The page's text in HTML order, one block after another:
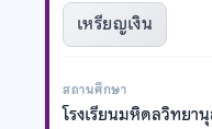
เหรียญเงิน
สถานศึกษา
โรงเรียนมหิดลวิทยา